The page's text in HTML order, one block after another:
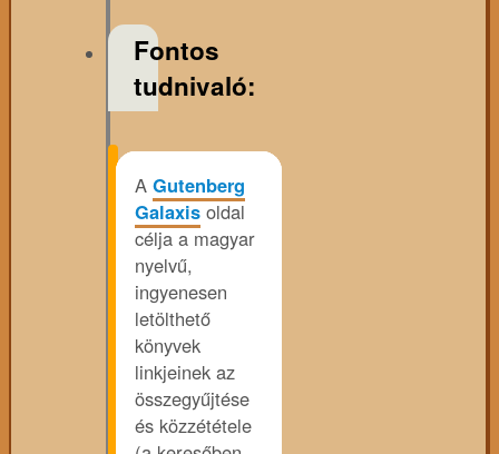
Fontos
tudnivaló:
A Gutenberg
Galaxis oldal
célja a magyar
nyelvű,
ingyenesen
letölthető
könyvek
linkjeinek az
összegyűjtése
és közzététele